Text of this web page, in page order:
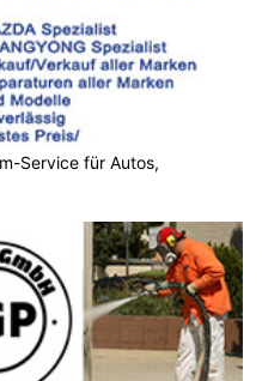
Service für Autos,